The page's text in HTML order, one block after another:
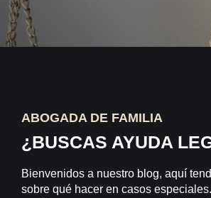
ABOGADA DE FAMILIA
¿BUSCAS AYUDA
Bienvenidos a nuestro blog, aquí
sobre qué hacer en casos